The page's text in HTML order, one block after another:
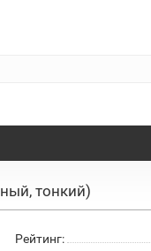
тонкий)
Рейтинг: